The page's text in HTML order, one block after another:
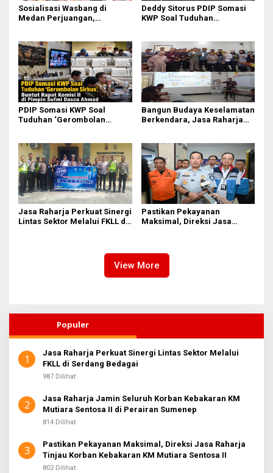
Sosialisasi Wasbang di
Medan Perjuangan,
Anak
Deddy Sitorus PDIP Somasi
KWP Soal Tuduhan
Sufmi Dasco Ahmad
PDIP Somasi KWP Soal
Tuduhan ‘Gerombolan
Ahmad
Bangun Budaya Keselamatan
Berkendara, Jasa Raharja
Jasa Raharja Perkuat Sinergi
Lintas Sektor Melalui FKLL di
Pastikan Pekayanan
Maksimal, Direksi Jasa
View More
Populer
1
Jasa Raharja Perkuat Sinergi Lintas Sektor Melalui
FKLL di Serdang Bedagai
987 Dilihat
2
Jasa Raharja Jamin Seluruh Korban Kebakaran KM
Mutiara Sentosa II di Perairan Sumenep
814 Dilihat
3
Pastikan Pekayanan Maksimal, Direksi Jasa Raharja
Tinjau Korban Kebakaran KM Mutiara Sentosa II
802 Dilihat